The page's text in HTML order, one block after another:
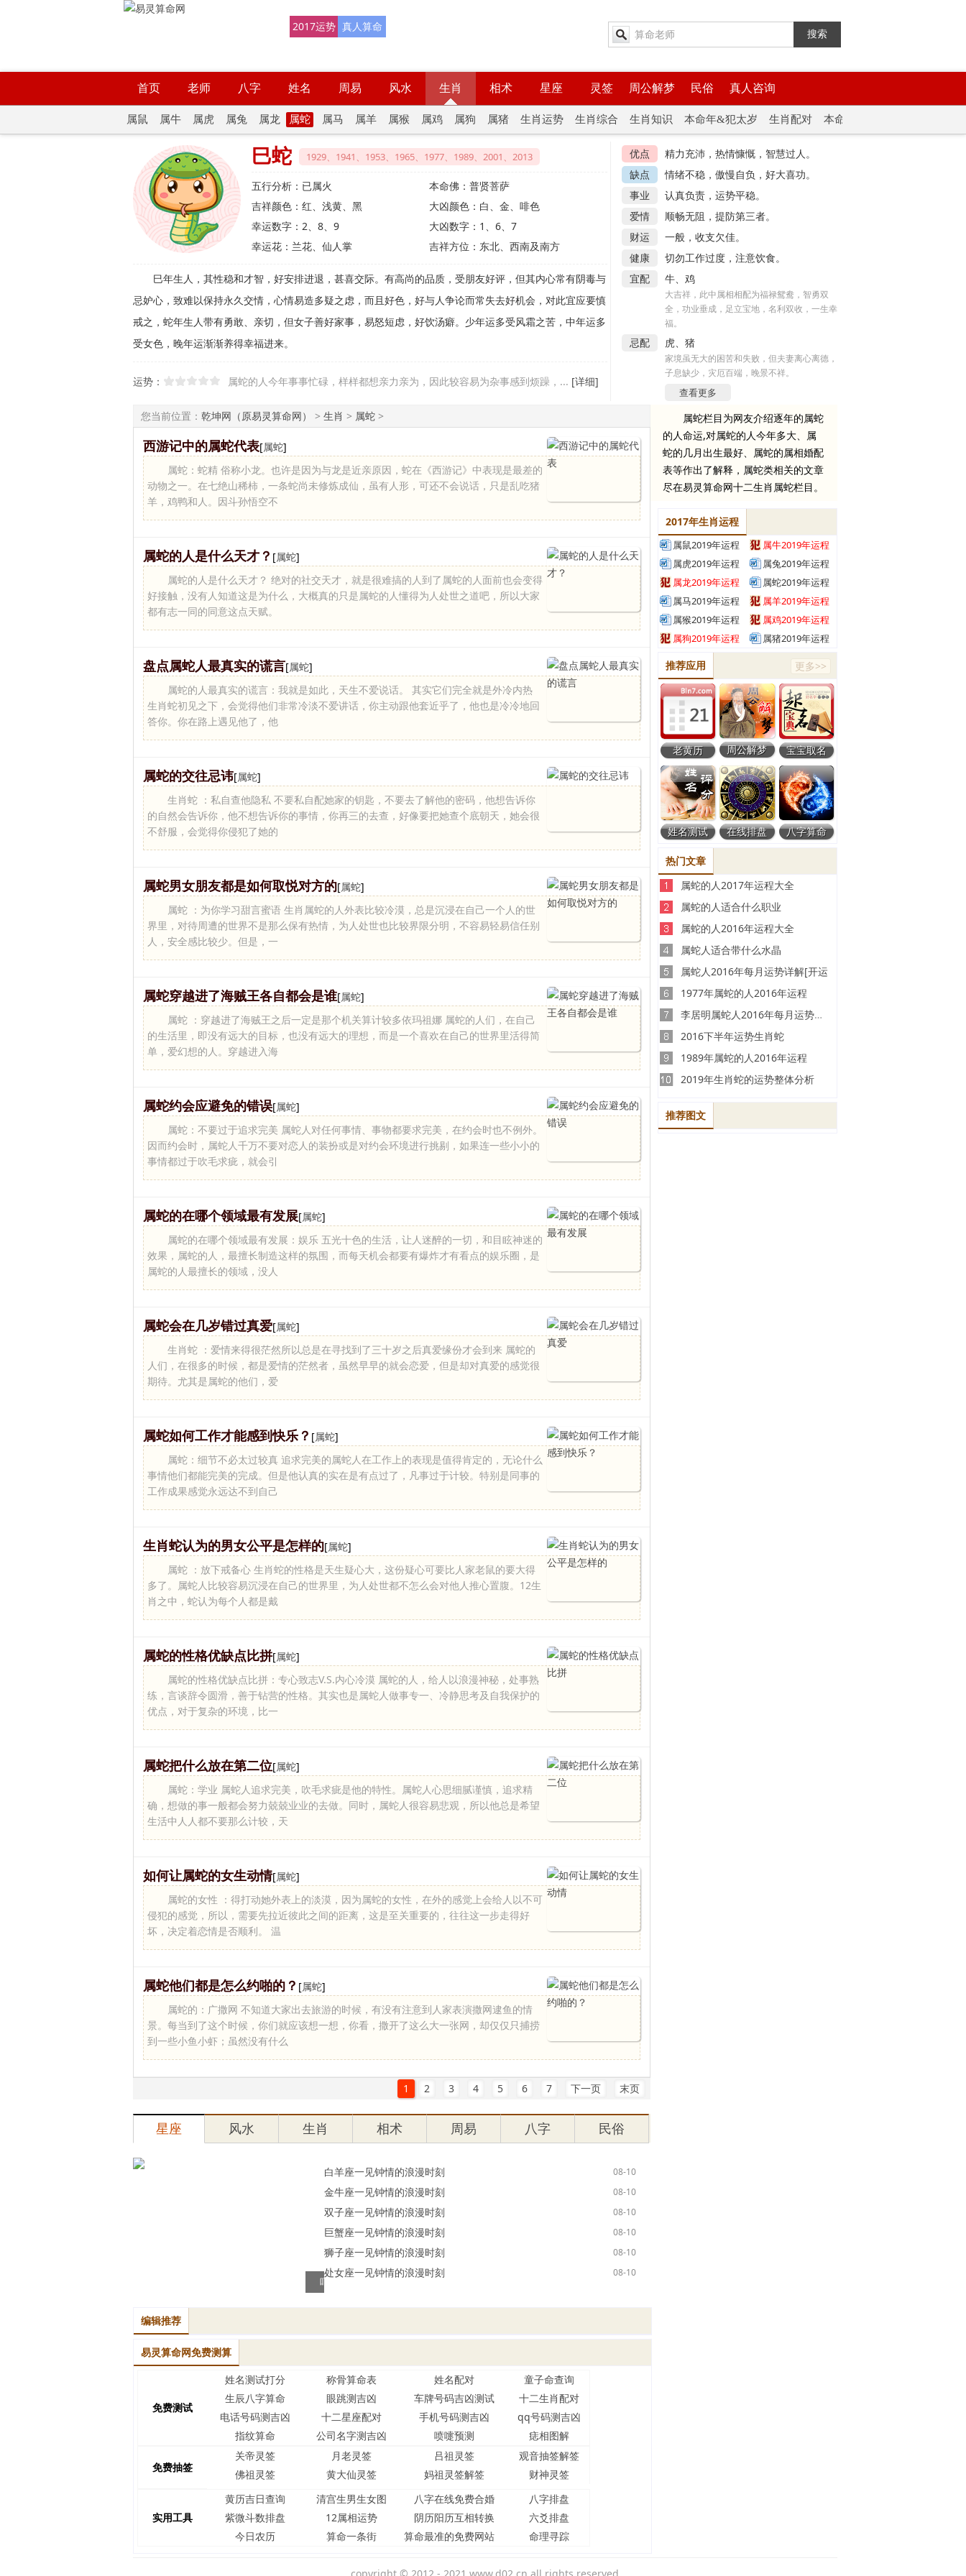
2017运势 真人算命
搜索
首页 老师 八字 姓名 周易 风水 生肖 相术 星座 灵签 周公解梦 民俗 真人咨询
属鼠 属牛 属虎 属兔 属龙 属蛇 属马 属羊 属猴 属鸡 属狗 属猪 生肖运势 生肖综合 生肖知识 本命年&犯太岁 生肖配对 本命佛
巳蛇 1929、1941、1953、1965、1977、1989、2001、2013
五行分析： 已属火 本命佛： 普贤菩萨
吉祥颜色： 红、浅黄、黑 大凶颜色： 白、金、啡色
幸运数字： 2、8、9 大凶数字： 1、6、7
幸运花： 兰花、仙人掌 吉祥方位： 东北、西南及南方
巳年生人，其性稳和才智，好安排进退，甚喜交际。有高尚的品质，受朋友好评，但其内心常有阴毒与
忌妒心，致难以保持永久交情，心情易造多疑之虑，而且好色，好与人争论而常失去好机会，对此宜应要慎
戒之，蛇年生人带有勇敢、亲切，但女子善好家事，易怒短虑，好饮汤癖。少年运多受风霜之苦，中年运多
受女色，晚年运渐渐养得幸福进来。
运势： 属蛇的人今年事事忙碌，样样都想亲力亲为，因此较容易为杂事感到烦躁，... [详细]
优点
精力充沛，热情慷慨，智慧过人。
缺点
情绪不稳，傲慢自负，好大喜功。
事业
认真负责，运势平稳。
爱情
顺畅无阻，提防第三者。
财运
一般，收支欠佳。
健康
切勿工作过度，注意饮食。
宜配
牛、鸡
大吉祥，此中属相相配为福禄鸳鸯，智勇双
全，功业垂成，足立宝地，名利双收，一生幸
福。
忌配 虎、猪
家境虽无大的困苦和失败，但夫妻离心离德，
子息缺少，灾厄百端，晚景不祥。
查看更多
您当前位置： 乾坤网（原易灵算命网） > 生肖 > 属蛇>
西游记中的属蛇代表[属蛇]
属蛇：蛇精 俗称小龙。也许是因为与龙是近亲原因，蛇在《西游记》中表现是最差的
动物之一。在七绝山稀柿，一条蛇尚未修炼成仙，虽有人形，可还不会说话，只是乱吃猪
羊，鸡鸭和人。因斗孙悟空不
属蛇的人是什么天才？ [属蛇]
属蛇的人是什么天才？ 绝对的社交天才，就是很难搞的人到了属蛇的人面前也会变得
好接触，没有人知道这是为什么，大概真的只是属蛇的人懂得为人处世之道吧，所以大家
都有志一同的同意这点天赋。
盘点属蛇人最真实的谎言[属蛇]
属蛇的人最真实的谎言：我就是如此，天生不爱说话。 其实它们完全就是外冷内热
生肖蛇初见之下，会觉得他们非常冷淡不爱讲话，你主动跟他套近乎了，他也是冷冷地回
答你。你在路上遇见他了，他
属蛇的交往忌讳[属蛇]
生肖蛇 ：私自查他隐私 不要私自配她家的钥匙，不要去了解他的密码，他想告诉你
的自然会告诉你，他不想告诉你的事情，你再三的去查，好像要把她查个底朝天，她会很
不舒服，会觉得你侵犯了她的
属蛇男女朋友都是如何取悦对方的[属蛇]
属蛇 ：为你学习甜言蜜语 生肖属蛇的人外表比较冷漠，总是沉浸在自己一个人的世
界里，对待周遭的世界不是那么保有热情，为人处世也比较界限分明，不容易轻易信任别
人，安全感比较少。但是，一
属蛇穿越进了海贼王各自都会是谁[属蛇]
属蛇 ：穿越进了海贼王之后一定是那个机关算计较多依玛祖娜 属蛇的人们，在自己
的生活里，即没有远大的目标，也没有远大的理想，而是一个喜欢在自己的世界里活得简
单，爱幻想的人。穿越进入海
属蛇约会应避免的错误[属蛇]
属蛇：不要过于追求完美 属蛇人对任何事情、事物都要求完美，在约会时也不例外。
因而约会时，属蛇人千万不要对恋人的装扮或是对约会环境进行挑剔，如果连一些小小的
事情都过于吹毛求疵，就会引
属蛇的在哪个领域最有发展[属蛇]
属蛇的在哪个领域最有发展：娱乐 五光十色的生活，让人迷醉的一切，和目眩神迷的
效果，属蛇的人，最擅长制造这样的氛围，而每天机会都要有爆炸才有看点的娱乐圈，是
属蛇的人最擅长的领域，没人
属蛇会在几岁错过真爱[属蛇]
生肖蛇 ：爱情来得很茫然所以总是在寻找到了三十岁之后真爱缘份才会到来 属蛇的
人们，在很多的时候，都是爱情的茫然者，虽然早早的就会恋爱，但是却对真爱的感觉很
期待。尤其是属蛇的他们，爱
属蛇如何工作才能感到快乐？ [属蛇]
属蛇：细节不必太过较真 追求完美的属蛇人在工作上的表现是值得肯定的，无论什么
事情他们都能完美的完成。但是他认真的实在是有点过了，凡事过于计较。特别是同事的
工作成果感觉永远达不到自己
生肖蛇认为的男女公平是怎样的[属蛇]
属蛇 ：放下戒备心 生肖蛇的性格是天生疑心大，这份疑心可要比人家老鼠的要大得
多了。属蛇人比较容易沉浸在自己的世界里，为人处世都不怎么会对他人推心置腹。12生
肖之中，蛇认为每个人都是戴
属蛇的性格优缺点比拼[属蛇]
属蛇的性格优缺点比拼：专心致志V.S.内心冷漠 属蛇的人，给人以浪漫神秘，处事熟
练，言谈辞令圆滑，善于钻营的性格。其实也是属蛇人做事专一、冷静思考及自我保护的
优点，对于复杂的环境，比一
属蛇把什么放在第二位[属蛇]
属蛇：学业 属蛇人追求完美，吹毛求疵是他的特性。属蛇人心思细腻谨慎，追求精
确，想做的事一般都会努力兢兢业业的去做。同时，属蛇人很容易悲观，所以他总是希望
生活中人人都不要那么计较，天
如何让属蛇的女生动情[属蛇]
属蛇的女性 ：得打动她外表上的淡漠，因为属蛇的女性，在外的感觉上会给人以不可
侵犯的感觉，所以，需要先拉近彼此之间的距离，这是至关重要的，往往这一步走得好
坏，决定着恋情是否顺利。 温
属蛇他们都是怎么约啪的？ [属蛇]
属蛇的：广撒网 不知道大家出去旅游的时候，有没有注意到人家表演撒网逮鱼的情
景。每当到了这个时候，你们就应该想一想，你看，撒开了这么大一张网，却仅仅只捕捞
到一些小鱼小虾；虽然没有什么
1 2 3 4 5 6 7 下一页 末页
星座 风水 生肖 相术 周易 八字 民俗
吓死宝宝了，看十二星座男如何发
08-10
白羊座一见钟情的浪漫时刻
08-10
金牛座一见钟情的浪漫时刻
08-10
双子座一见钟情的浪漫时刻
08-10
巨蟹座一见钟情的浪漫时刻
08-10
狮子座一见钟情的浪漫时刻
08-10
处女座一见钟情的浪漫时刻
编辑推荐
易灵算命网免费测算
免费测试
姓名测试打分 称骨算命表 姓名配对
童子命查询
生辰八字算命
眼跳测吉凶 车牌号码吉凶测试
十二生肖配对
电话号码测吉凶
十二星座配对 手机号码测吉凶
qq号码测吉凶
指纹算命
公司名字测吉凶 喷嚏预测 痣相图解
免费抽签
关帝灵签 月老灵签 吕祖灵签
观音抽签解签
佛祖灵签
黄大仙灵签 妈祖灵签解签 财神灵签
实用工具
黄历吉日查询 清宫生男生女图 八字在线免费合婚
八字排盘
紫微斗数排盘
12属相运势 阴历阳历互相转换
六爻排盘
今日农历
算命一条街 算命最准的免费网站 命理寻踪
属蛇栏目为网友介绍逐年的属蛇
的人命运,对属蛇的人今年多大、属
蛇的几月出生最好、属蛇的属相婚配
表等作出了解释，属蛇类相关的文章
尽在易灵算命网十二生肖属蛇栏目。
2017年生肖运程
属鼠2019年运程
属牛2019年运程
属虎2019年运程
属兔2019年运程
属龙2019年运程
属蛇2019年运程
属马2019年运程
属羊2019年运程
属猴2019年运程
属鸡2019年运程
属狗2019年运程
属猪2019年运程
推荐应用 更多>>
老黄历 周公解梦 宝宝取名
姓名测试 在线排盘 八字算命
热门文章
属蛇的人2017年运程大全
属蛇的人适合什么职业
属蛇的人2016年运程大全
属蛇人适合带什么水晶
属蛇人2016年每月运势详解[开运
1977年属蛇的人2016年运程
李居明属蛇人2016年每月运势讲解
2016下半年运势生肖蛇
1989年属蛇的人2016年运程
2019年生肖蛇的运势整体分析
推荐图文